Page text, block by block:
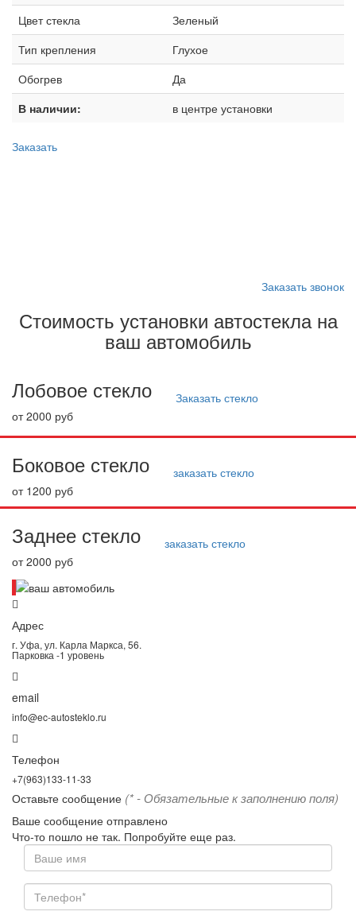
Цвет стекла
Зеленый
Тип крепления
Глухое
Обогрев
Да
В наличии:
в центре установки
Заказать
Заказать звонок
Стоимость установки автостекла на
ваш автомобиль
Лобовое стекло
от 2000 руб
Заказать стекло
Боковое стекло
от 1200 руб
заказать стекло
Заднее стекло
от 2000 руб
заказать стекло
Адрес
г. Уфа, ул. Карла Маркса, 56.
Парковка -1 уровень
email
info@ec-autosteklo.ru
Телефон
+7(963)133-11-33
Оставьте сообщение (* - Обязательные к заполнению поля)
Ваше сообщение отправлено
Что-то пошло не так. Попробуйте еще раз.